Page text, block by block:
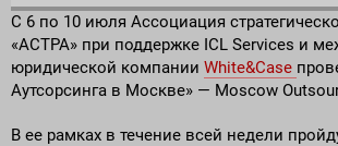
C 6 по 10 июля Ассоциация
«АСТРА» при поддержке ICL Services и
юридической компании White&Case
Аутсорсинга в Москве» — Moscow
В ее рамках в течение всей недели